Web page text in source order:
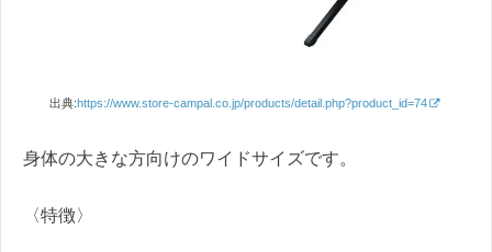
出典:https://www.store-campal.co.jp/products/detail.php?product_id=74
身体の大きな方向けのワイドサイズです。
〈特徴〉